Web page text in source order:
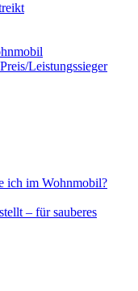
Leistungssieger
ich im Wohnmobil?
– für sauberes